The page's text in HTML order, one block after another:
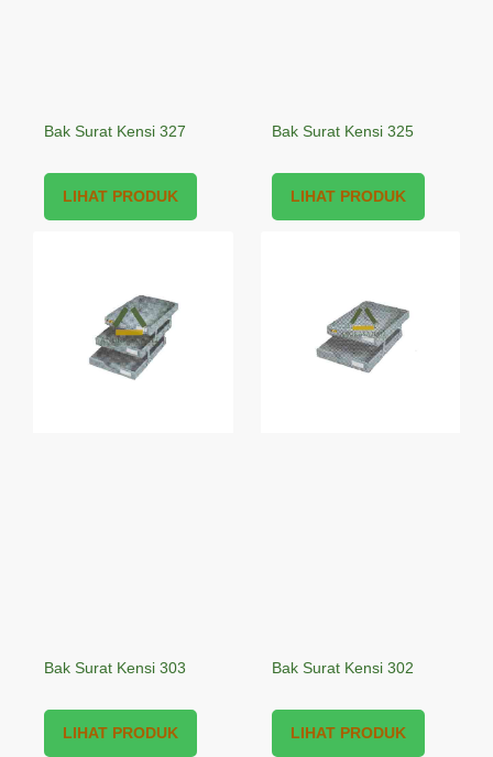
Bak Surat Kensi 327
LIHAT PRODUK
Bak Surat Kensi 325
LIHAT PRODUK
Bak Surat Kensi 303
LIHAT PRODUK
Bak Surat Kensi 302
LIHAT PRODUK